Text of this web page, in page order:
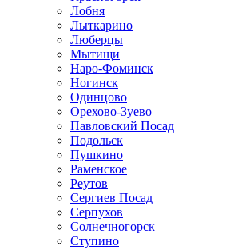
Лобня
Лыткарино
Люберцы
Мытищи
Наро-Фоминск
Ногинск
Одинцово
Орехово-Зуево
Павловский Посад
Подольск
Пушкино
Раменское
Реутов
Сергиев Посад
Серпухов
Солнечногорск
Ступино